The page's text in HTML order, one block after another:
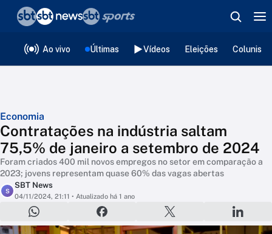
Ao vivo Últimas Vídeos Eleições
Economia
Contratações na indústria saltam
75,5% de janeiro a setembro de 2024
Foram criados 400 mil novos empregos no setor em comparação a
2023; jovens representam quase 60% das vagas abertas
S
SBT News
04/11/2024, 21:11 • Atualizado há 1 ano
❮voltar
Editorias